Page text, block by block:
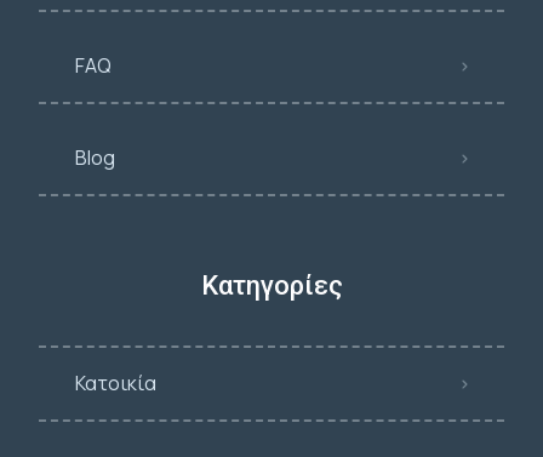
FAQ
Blog
Κατηγορίες
Κατοικία